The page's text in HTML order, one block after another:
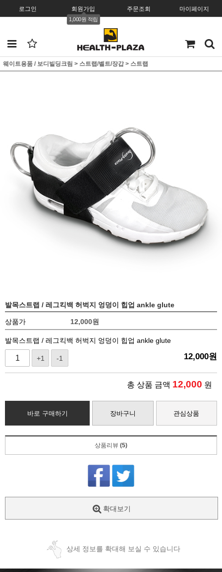
로그인 회원가입
1,000원 적립
주문조회 마이페이지
웨이트용품 / 보디빌딩크림 > 스트랩/벨트/장갑 > 스트랩
발목스트랩 / 레그킥백 허벅지 엉덩이 힙업 ankle glute
상품가 12,000원
발목스트랩 / 레그킥백 허벅지 엉덩이 힙업 ankle glute
+1 -1 12,000원
총 상품 금액 12,000 원
바로 구매하기 장바구니 관심상품
상품리뷰 (5)
확대보기
상세 정보를 확대해 보실 수 있습니다